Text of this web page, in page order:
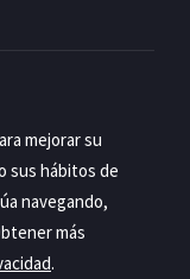
global
en siete
mejorar su
sus hábitos de
navegando,
más
.